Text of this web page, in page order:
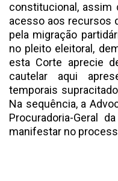
constitucional, assim
acesso aos recursos
pela migração
no pleito eleitoral,
esta Corte aprecie
cautelar aqui
temporais
Na sequência, a
Procuradoria-Geral
manifestar no